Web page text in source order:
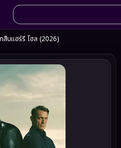
บแฮร์รี โฮล (2026)